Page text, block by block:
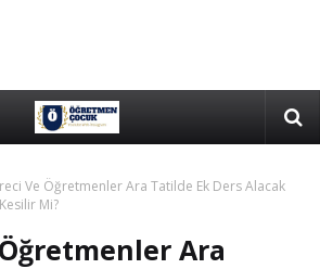
Ve Öğretmenler Ara Tatilde Ek Ders Alacak
Mi?
Ara